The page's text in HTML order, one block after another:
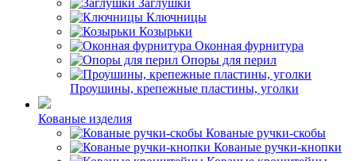
Заглушки
Ключницы
Козырьки
Оконная фурнитура
Опоры для перил
Проушины, крепежные пластины, уголки
Кованые изделия
Кованые ручки-скобы
Кованые ручки-кнопки